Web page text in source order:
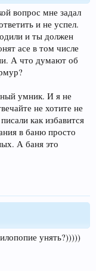
вопрос мне задал
и не успел.
и ты должен
асе в том числе
А что думают об
умник. И я не
не хотите не
как избавится
в баню просто
А баня это
унять?)))))